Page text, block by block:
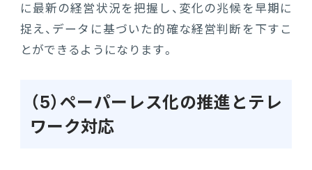
に最新の経営状況を把握し、変化の兆候を早期に
捉え、データに基づいた的確な経営判断を下すこ
とができるようになります。
（5）ペーパーレス化の推進とテレ
ワーク対応